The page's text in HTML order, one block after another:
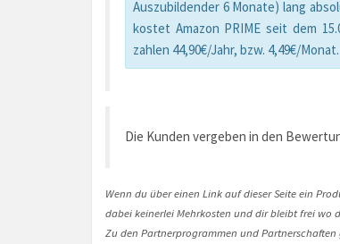
Auszubildender 6 Monate) lang
kostet Amazon PRIME seit dem
zahlen 44,90€/Jahr, bzw. 4,49€/Monat.
Die Kunden vergeben in den
Wenn du über einen Link auf dieser Seite ein
dabei keinerlei Mehrkosten und dir bleibt frei wo
Zu den Partnerprogrammen und